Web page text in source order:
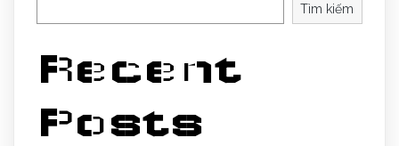
Tìm kiếm
Recent
Posts